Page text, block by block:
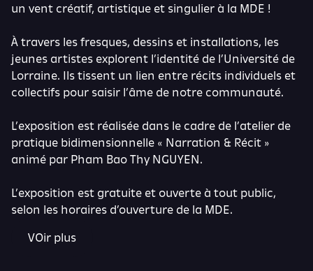
un vent créatif, artistique et singulier à la MDE !
À travers les fresques, dessins et installations, les
jeunes artistes explorent l’identité de l’Université de
Lorraine. Ils tissent un lien entre récits individuels et
collectifs pour saisir l’âme de notre communauté.
L’exposition est réalisée dans le cadre de l’atelier de
pratique bidimensionnelle « Narration & Récit »
animé par Pham Bao Thy NGUYEN.
L’exposition est gratuite et ouverte à tout public,
selon les horaires d’ouverture de la MDE.
VOir plus